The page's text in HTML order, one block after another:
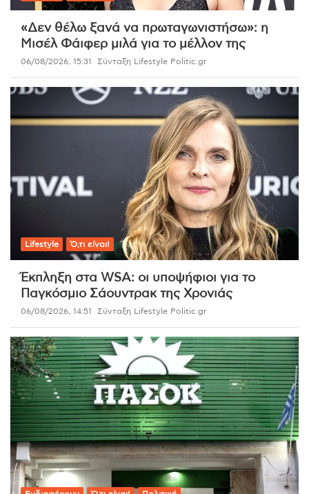
«Δεν θέλω ξανά να πρωταγωνιστήσω»: η
Μισέλ Φάιφερ μιλά για το μέλλον της
06/08/2026, 15:31 Σύνταξη Lifestyle Politic.gr
Lifestyle Ό,τι είναι!
Έκπληξη στα WSA: οι υποψήφιοι για το
Παγκόσμιο Σάουντρακ της Χρονιάς
06/08/2026, 14:51 Σύνταξη Lifestyle Politic.gr